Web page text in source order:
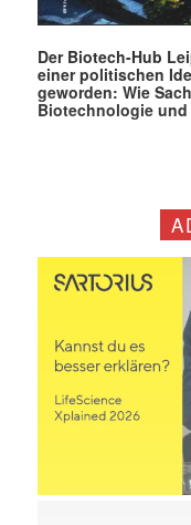
Der Biotech-Hub
einer politischen
geworden: Wie
Biotechnologie